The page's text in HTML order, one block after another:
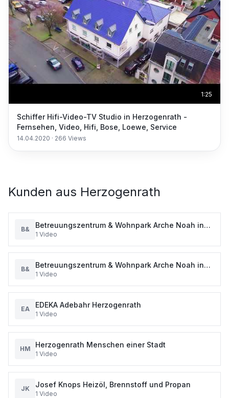
1:25
Schiffer Hifi-Video-TV Studio in Herzogenrath -
Fernsehen, Video, Hifi, Bose, Loewe, Service
14.04.2020 · 266 Views
Kunden aus Herzogenrath
B&
Betreuungszentrum & Wohnpark Arche Noah in
Herzogenrath
1 Video
B&
Betreuungszentrum & Wohnpark Arche Noah in
Herzogenrath Weihnachtsfilm
1 Video
EA EDEKA Adebahr Herzogenrath
1 Video
HM Herzogenrath Menschen einer Stadt
1 Video
JK Josef Knops Heizöl, Brennstoff und Propan
1 Video